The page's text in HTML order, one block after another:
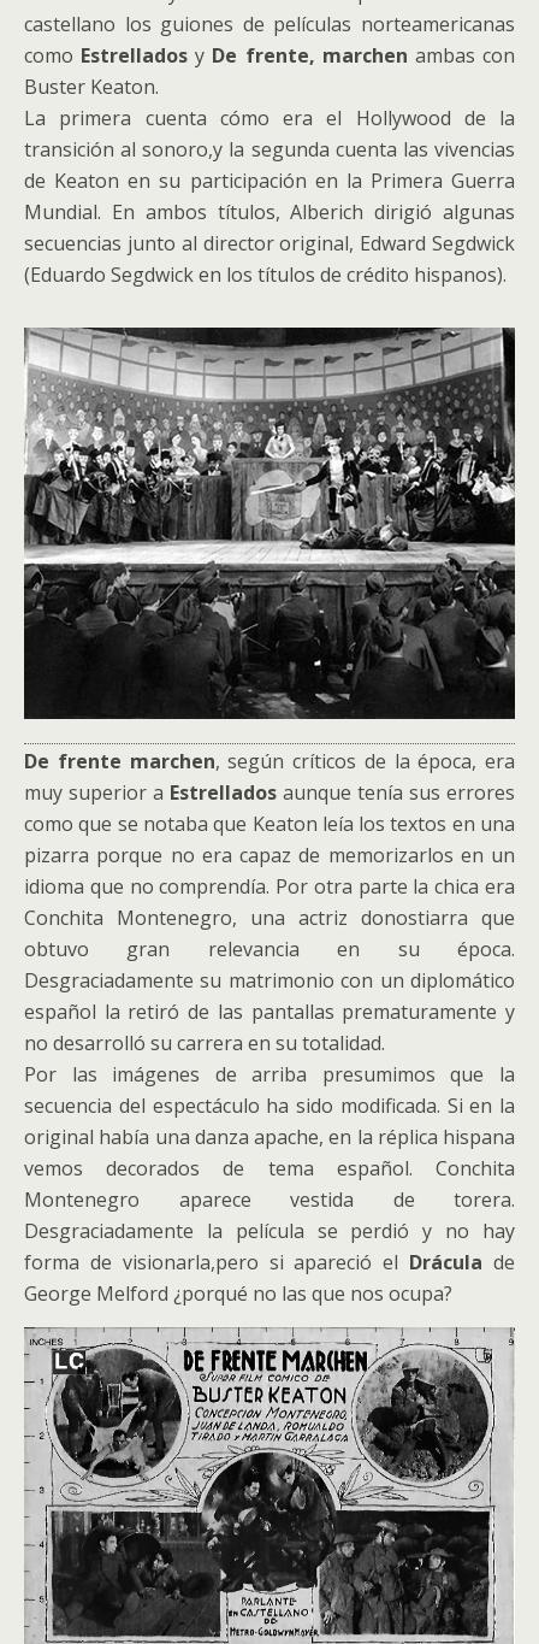
castellano los guiones de películas norteamericanas
como Estrellados y De frente, marchen ambas con
Buster Keaton.
La primera cuenta cómo era el Hollywood de la
transición al sonoro,y la segunda cuenta las vivencias
de Keaton en su participación en la Primera Guerra
Mundial. En ambos títulos, Alberich dirigió algunas
secuencias junto al director original, Edward Segdwick
(Eduardo Segdwick en los títulos de crédito hispanos).
De frente marchen, según críticos de la época, era
muy superior a Estrellados aunque tenía sus errores
como que se notaba que Keaton leía los textos en una
pizarra porque no era capaz de memorizarlos en un
idioma que no comprendía. Por otra parte la chica era
Conchita Montenegro, una actriz donostiarra que
obtuvo gran relevancia en su época.
Desgraciadamente su matrimonio con un diplomático
español la retiró de las pantallas prematuramente y
no desarrolló su carrera en su totalidad.
Por las imágenes de arriba presumimos que la
secuencia del espectáculo ha sido modificada. Si en la
original había una danza apache, en la réplica hispana
vemos decorados de tema español. Conchita
Montenegro aparece vestida de torera.
Desgraciadamente la película se perdió y no hay
forma de visionarla,pero si apareció el Drácula de
George Melford ¿porqué no las que nos ocupa?